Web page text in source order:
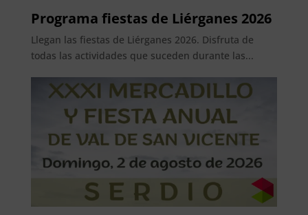
Programa fiestas de Liérganes 2026
Llegan las fiestas de Liérganes 2026. Disfruta de
todas las actividades que suceden durante las...